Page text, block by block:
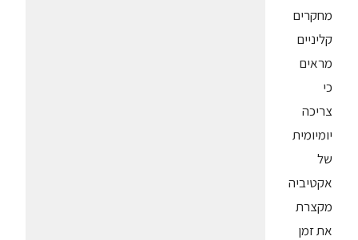
מחקרים
קליניים
מראים
כי
צריכה
יומיומית
של
אקטיביה
מקצרת
את זמן